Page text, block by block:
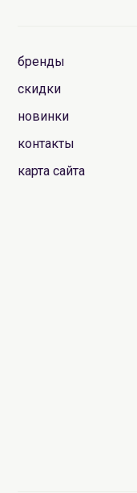
бренды
скидки
новинки
контакты
карта сайта